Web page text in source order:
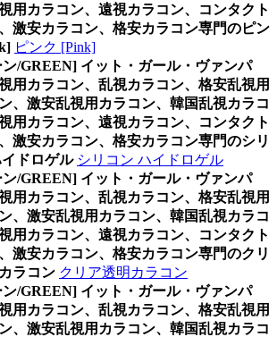
用カラコン、遠視カラコン、コンタクト
激安カラコン、格安カラコン専門のピン
ピンク [Pink]
/GREEN] イット・ガール・ヴァンパ
用カラコン、乱視カラコン、格安乱視用
、激安乱視用カラコン、韓国乱視カラコ
用カラコン、遠視カラコン、コンタクト
激安カラコン、格安カラコン専門のシリ
ドロゲル シリコン ハイドロゲル
/GREEN] イット・ガール・ヴァンパ
用カラコン、乱視カラコン、格安乱視用
、激安乱視用カラコン、韓国乱視カラコ
用カラコン、遠視カラコン、コンタクト
激安カラコン、格安カラコン専門のクリ
ラコン クリア透明カラコン
/GREEN] イット・ガール・ヴァンパ
用カラコン、乱視カラコン、格安乱視用
、激安乱視用カラコン、韓国乱視カラコ